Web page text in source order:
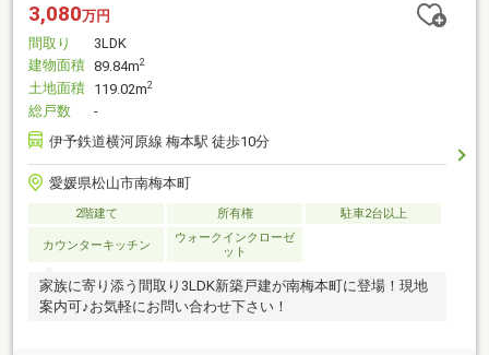
3,080万円
間取り
3LDK
建物面積 89.84m2
土地面積 119.02m2
総戸数
-
伊予鉄道横河原線 梅本駅 徒歩10分
愛媛県松山市南梅本町
2階建て 所有権 駐車2台以上
カウンターキッチン
ウォークインクローゼ
ット
家族に寄り添う間取り3LDK新築戸建が南梅本町に登場！現地
案内可♪お気軽にお問い合わせ下さい！